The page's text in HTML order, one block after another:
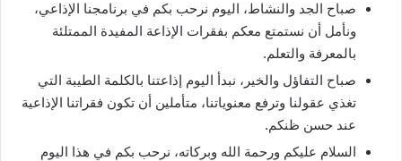
صباح الجد والنشاط، اليوم نرحب بكم في برنامجنا الإذاعي،
ونأمل أن نستمتع معكم بفقرات الإذاعة المفيدة الممتلئة
بالمعرفة والتعلم.
صباح التفاؤل والخير، نبدأ اليوم إذاعتنا بالكلمة الطيبة التي
تغذي عقولنا وترفع معنوياتنا، متأملين أن تكون فقراتنا الإذاعية
عند حسن ظنكم.
السلام عليكم ورحمة الله وبركاته، نرحب بكم في هذا اليوم